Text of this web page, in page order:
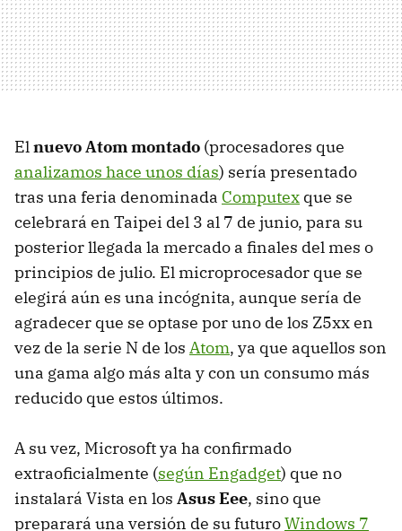
Elnuevo Atom montado (procesadores que
analizamos hace unos días) sería presentado
tras una feria denominada Computex que se
celebrará en Taipei del 3 al 7 de junio, para su
posterior llegada la mercado a finales del mes o
principios de julio. El microprocesador que se
elegirá aún es una incógnita, aunque sería de
agradecer que se optase por uno de los Z5xx en
vez de la serie N de los Atom, ya que aquellos son
una gama algo más alta y con un consumo más
reducido que estos últimos.
A su vez, Microsoft ya ha confirmado
extraoficialmente (según Engadget) que no
instalará Vista en los Asus Eee, sino que
preparará una versión de su futuroWindows 7